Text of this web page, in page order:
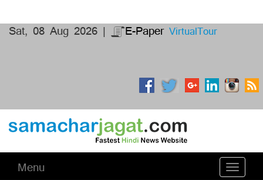
Sat, 08 Aug 2026 | E-Paper VirtualTour
Toggle
Menu